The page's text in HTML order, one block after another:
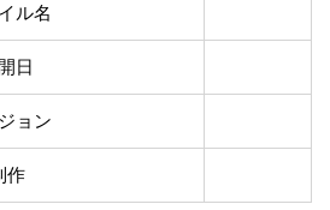
ル名
日
ョン
作